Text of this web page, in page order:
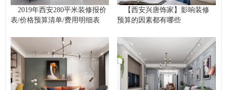
2019年西安280平米装修报价
表/价格预算清单/费用明细表
【西安兴唐饰家】影响装修
预算的因素都有哪些